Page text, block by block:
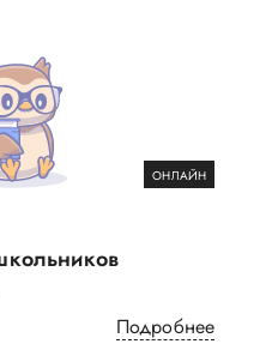
ОНЛАЙН
Подробнее